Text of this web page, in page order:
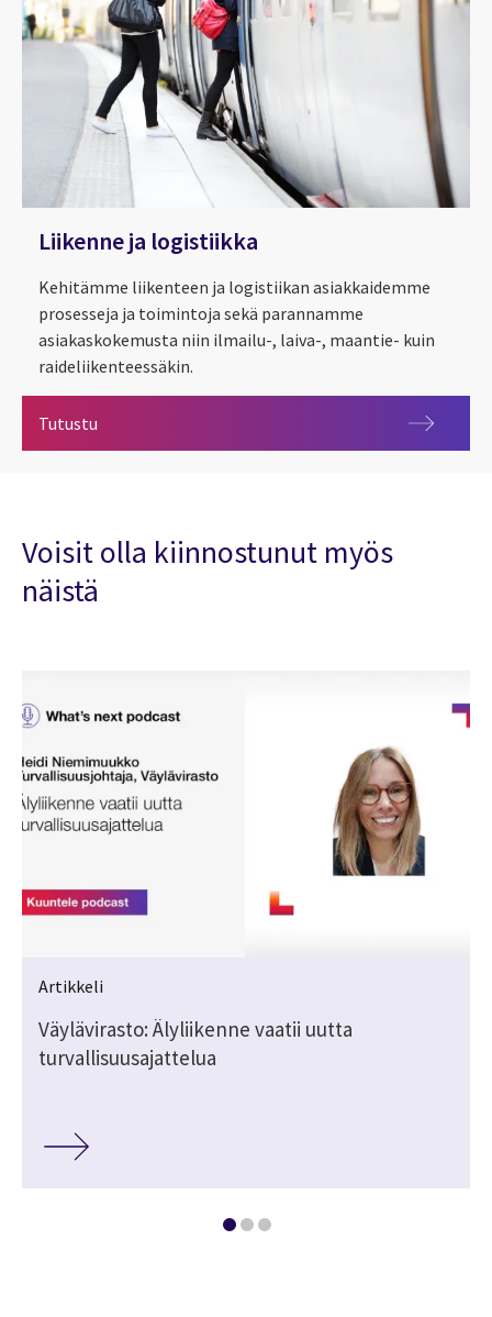
Liikenne ja logistiikka
Kehitämme liikenteen ja logistiikan asiakkaidemme
prosesseja ja toimintoja sekä parannamme
asiakaskokemusta niin ilmailu-, laiva-, maantie- kuin
raideliikenteessäkin.
Tutustu
Voisit olla kiinnostunut myös
näistä
Artikkeli
Väylävirasto: Älyliikenne vaatii uutta
turvallisuusajattelua